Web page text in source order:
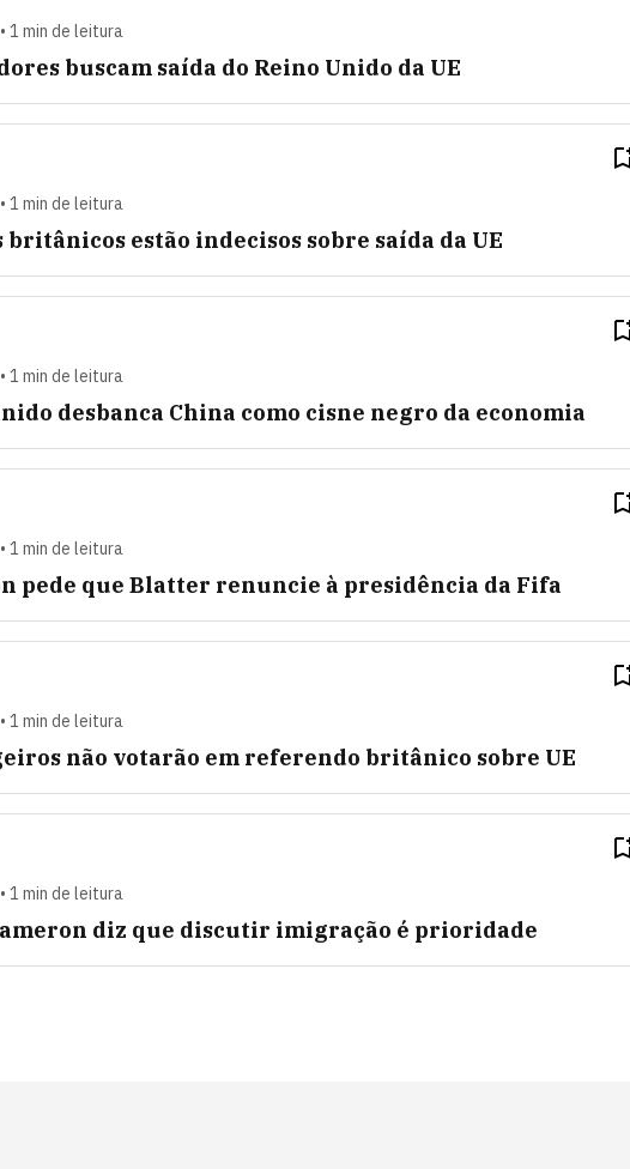
1 min de leitura
buscam saída do Reino Unido da UE
1 min de leitura
britânicos estão indecisos sobre saída da UE
1 min de leitura
desbanca China como cisne negro da economia
1 min de leitura
pede que Blatter renuncie à presidência da Fifa
1 min de leitura
não votarão em referendo britânico sobre UE
1 min de leitura
diz que discutir imigração é prioridade